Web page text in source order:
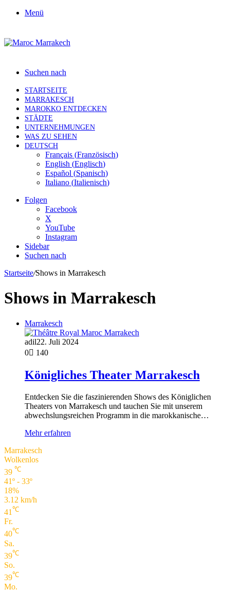
Menü
Suchen nach
STARTSEITE
MARRAKESCH
MAROKKO ENTDECKEN
STÄDTE
UNTERNEHMUNGEN
WAS ZU SEHEN
DEUTSCH
Français (Französisch)
English (Englisch)
Español (Spanisch)
Italiano (Italienisch)
Folgen
Facebook
X
YouTube
Instagram
Sidebar
Suchen nach
Startseite/Shows in Marrakesch
Shows in Marrakesch
Marrakesch
adil22. Juli 2024
0
140
Königliches Theater Marrakesch
Entdecken Sie die faszinierenden Shows des Königlichen
Theaters von Marrakesch und tauchen Sie mit unserem
abwechslungsreichen Programm in die marokkanische…
Mehr erfahren
Marrakesch
Wolkenlos
39 ℃
41º - 33º
18%
3.12 km/h
41 ℃
Fr.
40℃
Sa.
39℃
So.
39℃
Mo.